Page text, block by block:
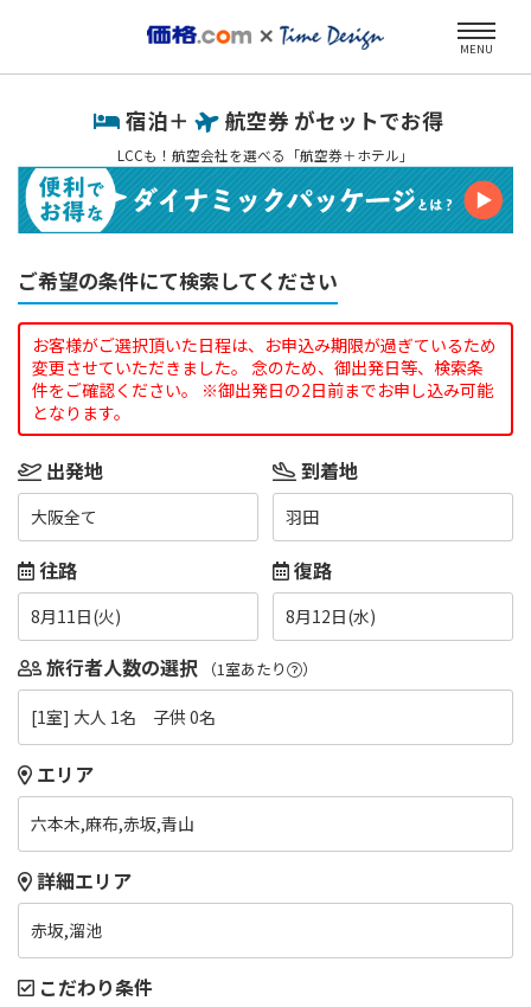
MENU
宿泊＋ 航空券 がセットでお得
LCCも！航空会社を選べる「航空券＋ホテル」
ご希望の条件にて検索してください
お客様がご選択頂いた日程は、お申込み期限が過ぎているため
変更させていただきました。 念のため、御出発日等、検索条
件をご確認ください。 ※御出発日の2日前までお申し込み可能
となります。
出発地
大阪全て
到着地
羽田
往路
8月11日(火)
復路
8月12日(水)
旅行者人数の選択 （1室あたり ）
[1室] 大人 1名 子供 0名
エリア
六本木,麻布,赤坂,青山
詳細エリア
赤坂,溜池
こだわり条件